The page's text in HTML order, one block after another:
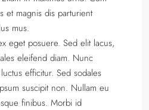
et magnis dis parturient
mus.
eget posuere. Sed elit lacus,
eleifend diam. Nunc
efficitur. Sed sodales
suscipit non. Nullam eu
finibus. Morbi id